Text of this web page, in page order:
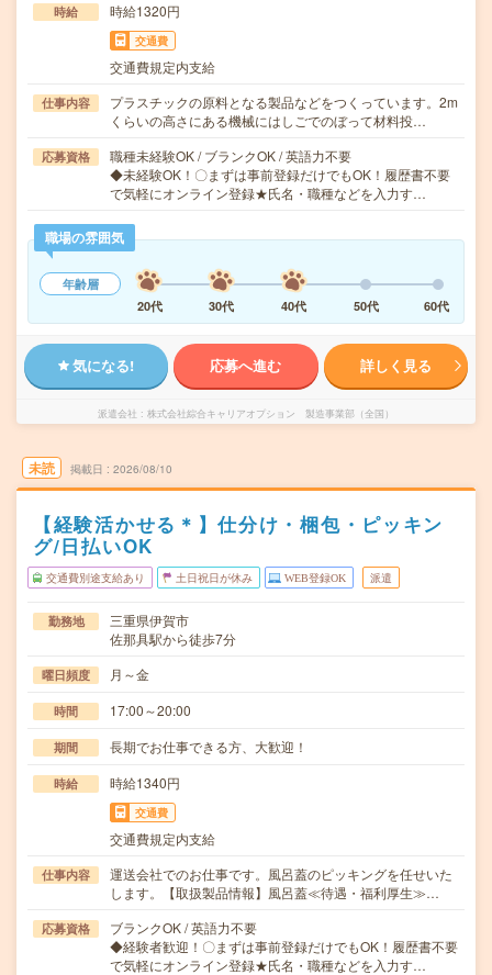
時給 時給1320円
交通費
交通費規定内支給
仕事内容
プラスチックの原料となる製品などをつくっています。2m
くらいの高さにある機械にはしごでのぼって材料投…
応募資格
職種未経験OK / ブランクOK / 英語力不要
◆未経験OK！〇まずは事前登録だけでもOK！履歴書不要
で気軽にオンライン登録★氏名・職種などを入力す…
職場の雰囲気
年齢層
20代
30代 40代 50代 60代
気になる! 応募へ進む 詳しく見る
派遣会社 株式会社綜合キャリアオプション 製造事業部（全国）
未読 掲載日 2026/08/10
【経験活かせる＊】仕分け・梱包・ピッキン
グ/日払いOK
交通費別途支給あり 土日祝日が休み WEB登録OK 派遣
勤務地
三重県伊賀市
佐那具駅から徒歩7分
曜日頻度 月～金
時間 17:00～20:00
期間 長期でお仕事できる方、大歓迎！
時給 時給1340円
交通費
交通費規定内支給
仕事内容
運送会社でのお仕事です。風呂蓋のピッキングを任せいた
します。【取扱製品情報】風呂蓋≪待遇・福利厚生≫…
応募資格
ブランクOK / 英語力不要
◆経験者歓迎！〇まずは事前登録だけでもOK！履歴書不要
で気軽にオンライン登録★氏名・職種などを入力す…